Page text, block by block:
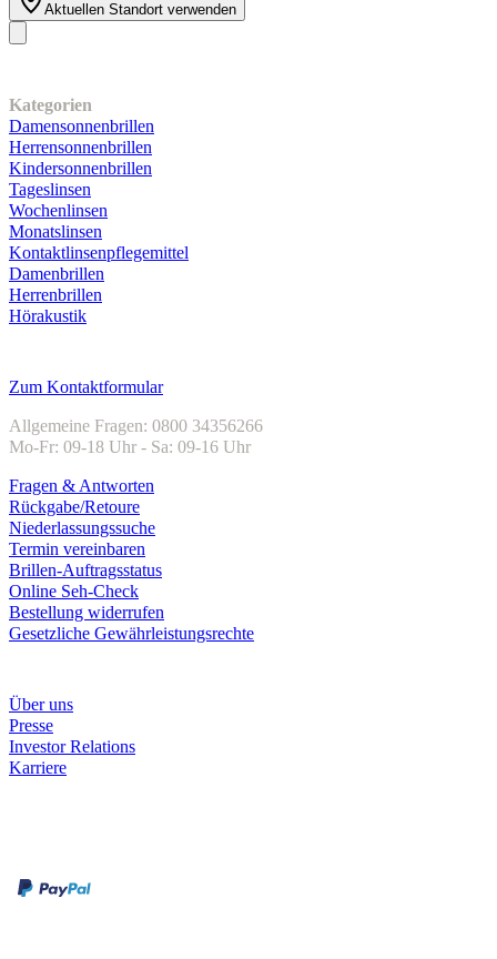
Aktuellen Standort verwenden
Kategorien
Damensonnenbrillen
Herrensonnenbrillen
Kindersonnenbrillen
Tageslinsen
Wochenlinsen
Monatslinsen
Kontaktlinsenpflegemittel
Damenbrillen
Herrenbrillen
Hörakustik
Zum Kontaktformular
Allgemeine Fragen: 0800 34356266
Mo-Fr: 09-18 Uhr - Sa: 09-16 Uhr
Fragen & Antworten
Rückgabe/Retoure
Niederlassungssuche
Termin vereinbaren
Brillen-Auftragsstatus
Online Seh-Check
Bestellung widerrufen
Gesetzliche Gewährleistungsrechte
Über uns
Presse
Investor Relations
Karriere